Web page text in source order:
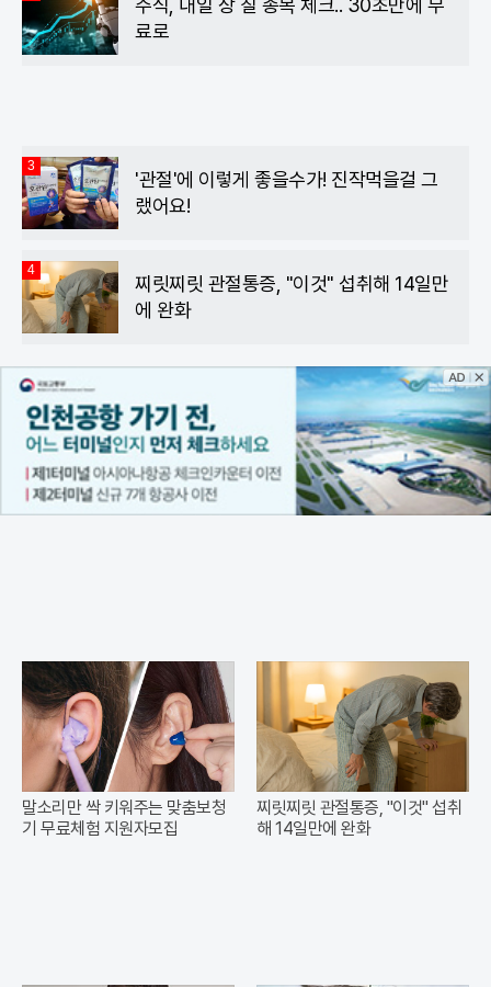
주식, 내일 상 칠 종목 체크.. 30초만에 무
료로
3
'관절'에 이렇게 좋을수가! 진작먹을걸 그
랬어요!
4
찌릿찌릿 관절통증, "이것" 섭취해 14일만
에 완화
말소리만 싹 키워주는 맞춤보청
기 무료체험 지원자모집
찌릿찌릿 관절통증, "이것" 섭취
해 14일만에 완화